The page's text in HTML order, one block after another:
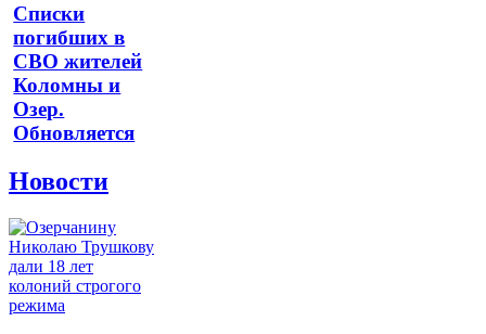
Списки
погибших в
СВО жителей
Коломны и
Озер.
Обновляется
Новости